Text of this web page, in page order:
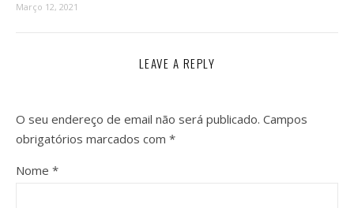
Março 12, 2021
LEAVE A REPLY
O seu endereço de email não será publicado. Campos
obrigatórios marcados com *
Nome *